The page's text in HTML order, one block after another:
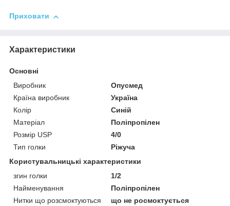
Приховати
Характеристики
Основні
Виробник
Опусмед
Країна виробник
Україна
Колір
Синій
Матеріал
Поліпропілен
Розмір USP
4/0
Тип голки
Ріжуча
Користувальницькі характеристики
згин голки
1/2
Найменування
Поліпропілен
Нитки що розсмоктуються
що не росмоктується